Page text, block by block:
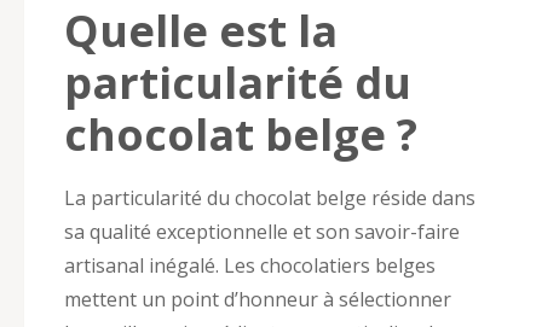
Quelle est la
particularité du
chocolat belge ?
La particularité du chocolat belge réside dans
sa qualité exceptionnelle et son savoir-faire
artisanal inégalé. Les chocolatiers belges
mettent un point d’honneur à sélectionner